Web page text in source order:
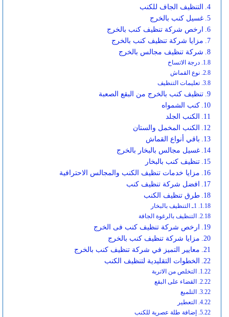
التنظيف الجاف للكنب
غسيل كنب بالخرج
ارخص شركة تنظيف كنب بالخرج
مزايا شركة تنظيف كنب بالخرج
شركة تنظيف مجالس بالخرج
درجة الاتساخ
نوع القماش
تعليمات التنظيف
تنظيف كنب بالخرج من البقع الصعبة
كنب الشمواه
الكنب الجلد
الكنب المخمل والستان
باقي أنواع القماش
غسيل مجالس بالبخار بالخرج
تنظيف كنب بالبخار
مزايا خدمات تنظيف الكنب والمجالس الاحترافية
افضل شركة تنظيف كنب
طرق تنظيف الكنب
1ـ التنظيف بالبخار
التنظيف بالرغوة الجافة
ارخص شركة تنظيف كنب فى الخرج
مزايا شركة تنظيف كنب بالخرج
معايير التميز في شركة تنظيف كنب بالخرج
الخطوات التقليدية لتنظيف الكنب
التخلص من الاتربة
القضاء على البقع
التلميع
التعطير
إضافة طلة عصرية للكنب